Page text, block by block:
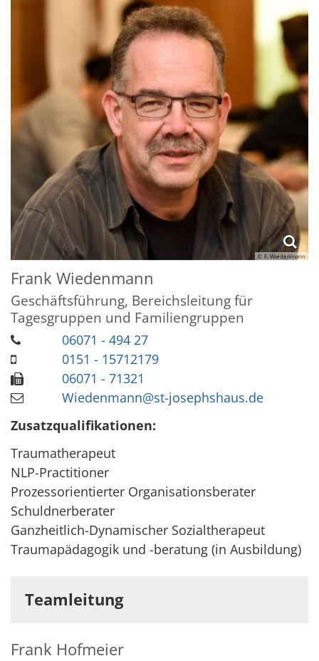
© F. Wiedenmann
Frank Wiedenmann
Geschäftsführung, Bereichsleitung für
Tagesgruppen und Familiengruppen
06071 - 494 27
0151 - 15712179
06071 - 71321
Wiedenmann@st-josephshaus.de
Zusatzqualifikationen:
Traumatherapeut
NLP-Practitioner
Prozessorientierter Organisationsberater
Schuldnerberater
Ganzheitlich-Dynamischer Sozialtherapeut
Traumapädagogik und -beratung (in Ausbildung)
Teamleitung
Frank Hofmeier